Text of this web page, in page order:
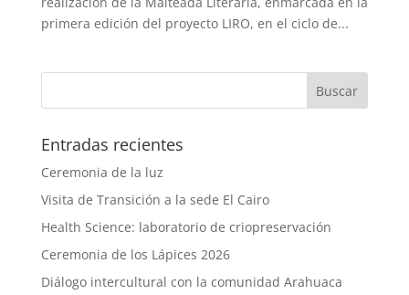
primera edición del proyecto LIRO, en el ciclo de...
Entradas recientes
Ceremonia de la luz
Visita de Transición a la sede El Cairo
Health Science: laboratorio de criopreservación
Ceremonia de los Lápices 2026
Diálogo intercultural con la comunidad Arahuaca